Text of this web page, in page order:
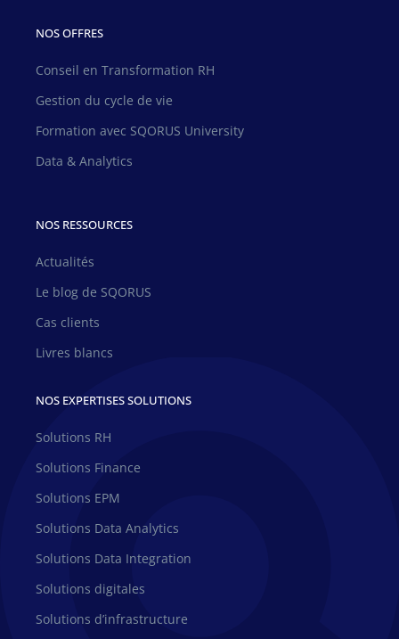
NOS OFFRES
Conseil en Transformation RH
Gestion du cycle de vie
Formation avec SQORUS University
Data & Analytics
NOS RESSOURCES
Actualités
Le blog de SQORUS
Cas clients
Livres blancs
NOS EXPERTISES SOLUTIONS
Solutions RH
Solutions Finance
Solutions EPM
Solutions Data Analytics
Solutions Data Integration
Solutions digitales
Solutions d’infrastructure